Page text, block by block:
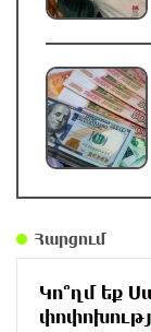
Հարցում
Կո՞ղմ եք